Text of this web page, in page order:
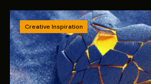
Creative Inspiration